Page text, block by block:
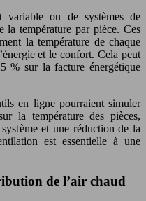
variable ou de systèmes de
la température par pièce. Ces
la température de chaque
et le confort. Cela peut
% sur la facture énergétique
en ligne pourraient simuler
la température des pièces,
et une réduction de la
est essentielle à une
de l’air chaud